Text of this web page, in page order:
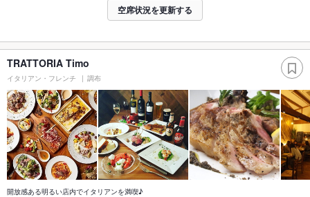
空席状況を更新する
TRATTORIA Timo
イタリアン・フレンチ 調布
開放感ある明るい店内でイタリアンを満喫♪